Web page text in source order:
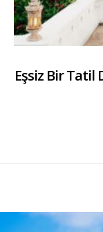
Eşsiz Bir Tatil